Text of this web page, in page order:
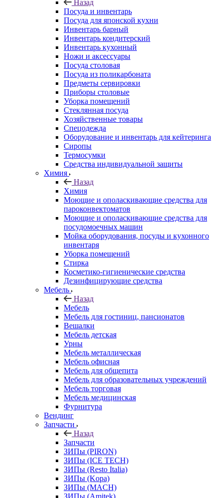
Назад
Посуда и инвентарь
Посуда для японской кухни
Инвентарь барный
Инвентарь кондитерский
Инвентарь кухонный
Ножи и аксессуары
Посуда столовая
Посуда из поликарбоната
Предметы сервировки
Приборы столовые
Уборка помещений
Стеклянная посуда
Хозяйственные товары
Спецодежда
Оборудование и инвентарь для кейтеринга
Сиропы
Термосумки
Средства индивидуальной защиты
Химия
Назад
Химия
Моющие и ополаскивающие средства для
пароконвектоматов
Моющие и ополаскивающие средства для
посудомоечных машин
Мойка оборудования, посуды и кухонного
инвентаря
Уборка помещений
Стирка
Косметико-гигиенические средства
Дезинфицирующие средства
Мебель
Назад
Мебель
Мебель для гостиниц, пансионатов
Вешалки
Мебель детская
Урны
Мебель металлическая
Мебель офисная
Мебель для общепита
Мебель для образовательных учреждений
Мебель торговая
Мебель медицинская
Фурнитура
Вендинг
Запчасти
Назад
Запчасти
ЗИПы (PIRON)
ЗИПы (ICE TECH)
ЗИПы (Resto Italia)
ЗИПы (Kopa)
ЗИПы (MACH)
ЗИПы (Amitek)